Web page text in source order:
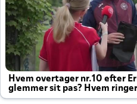
Hvem overtager nr.10 efter
glemmer sit pas? Hvem
altid til efter kampe?